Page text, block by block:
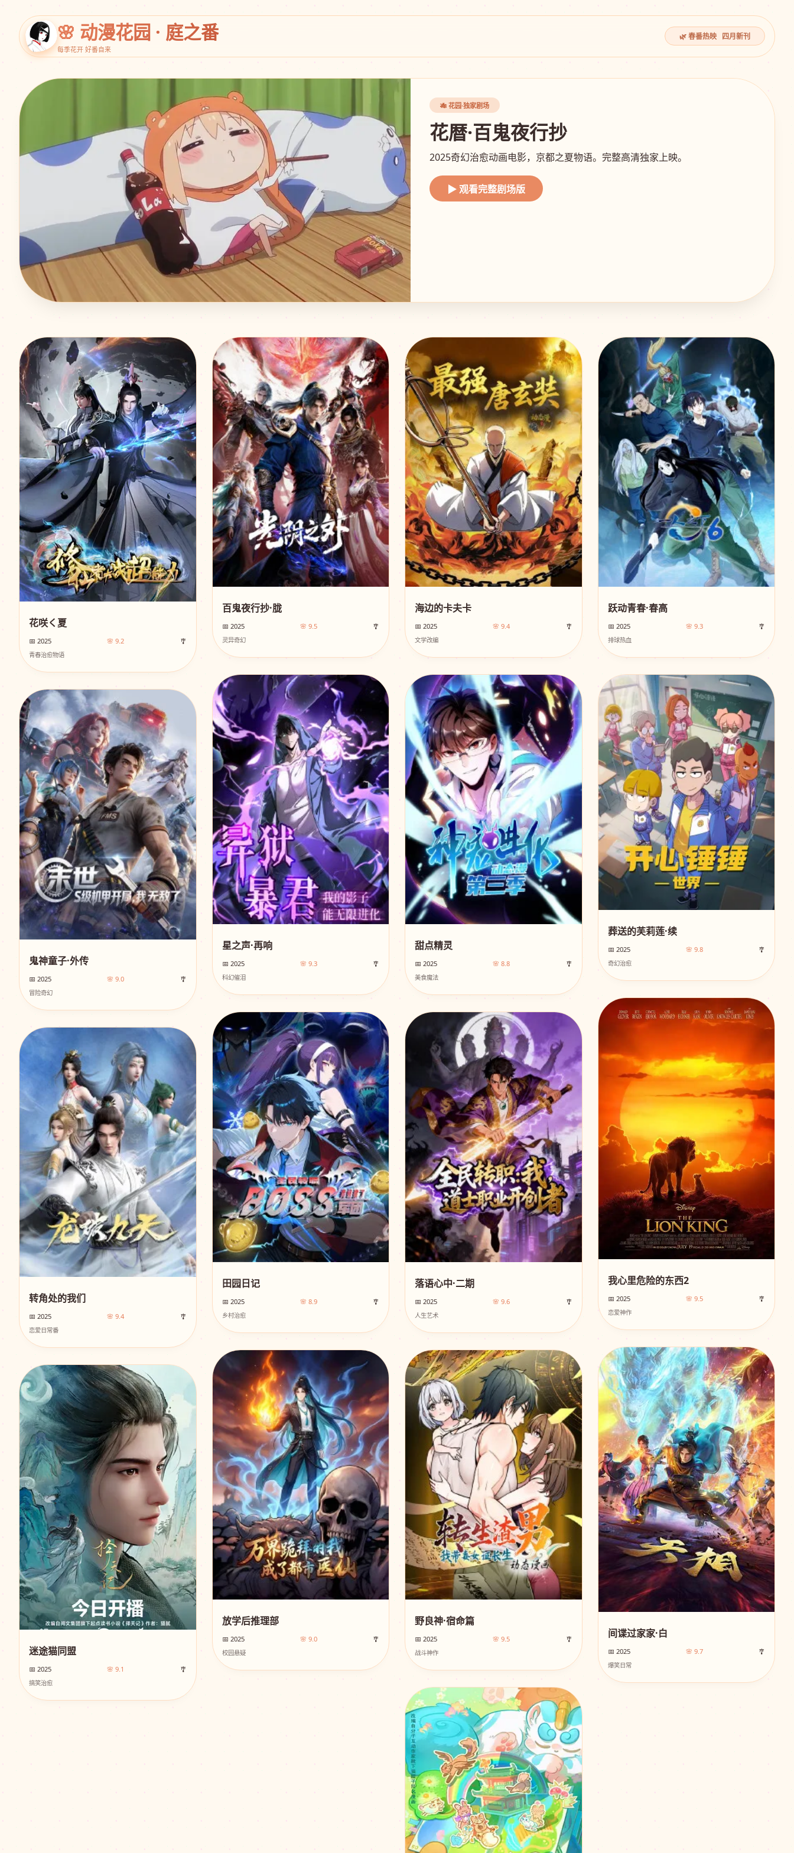
🌸 动漫花园 · 庭之番
每季花开 好番自来
🌿 春番热映 四月新刊
🎋 花园·独家剧场
花暦·百鬼夜行抄
2025奇幻治愈动画电影，京都之夏物语。完整高清独家上映。
▶ 观看完整剧场版
花咲く夏
📅 2025 🌸 9.2 🎐
青春治愈物语
鬼神童子·外传
📅 2025 🌸 9.0 🎐
冒险奇幻
转角处的我们
📅 2025 🌸 9.4 🎐
恋爱日常番
迷途猫同盟
📅 2025 🌸 9.1 🎐
搞笑治愈
百鬼夜行抄·胧
📅 2025 🌸 9.5 🎐
灵异奇幻
星之声·再响
📅 2025 🌸 9.3 🎐
科幻催泪
田园日记
📅 2025 🌸 8.9 🎐
乡村治愈
放学后推理部
📅 2025 🌸 9.0 🎐
校园悬疑
海边的卡夫卡
📅 2025 🌸 9.4 🎐
文学改编
甜点精灵
📅 2025 🌸 8.8 🎐
美食魔法
落语心中·二期
📅 2025 🌸 9.6 🎐
人生艺术
野良神·宿命篇
📅 2025 🌸 9.5 🎐
战斗神作
跃动青春·春高
📅 2025 🌸 9.3 🎐
排球热血
葬送的芙莉莲·续
📅 2025 🌸 9.8 🎐
奇幻治愈
我心里危险的东西2
📅 2025 🌸 9.5 🎐
恋爱神作
间谍过家家·白
📅 2025 🌸 9.7 🎐
爆笑日常